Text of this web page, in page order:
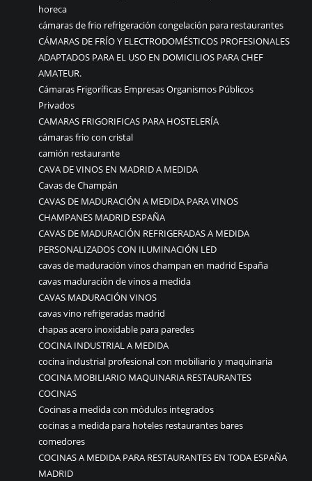
horeca
cámaras de frio refrigeración congelación para restaurantes
CÁMARAS DE FRÍO Y ELECTRODOMÉSTICOS PROFESIONALES
ADAPTADOS PARA EL USO EN DOMICILIOS PARA CHEF
AMATEUR.
Cámaras Frigoríficas Empresas Organismos Públicos
Privados
CAMARAS FRIGORIFICAS PARA HOSTELERÍA
cámaras frio con cristal
camión restaurante
CAVA DE VINOS EN MADRID A MEDIDA
Cavas de Champán
CAVAS DE MADURACIÓN A MEDIDA PARA VINOS
CHAMPANES MADRID ESPAÑA
CAVAS DE MADURACIÓN REFRIGERADAS A MEDIDA
PERSONALIZADOS CON ILUMINACIÓN LED
cavas de maduración vinos champan en madrid España
cavas maduración de vinos a medida
CAVAS MADURACIÓN VINOS
cavas vino refrigeradas madrid
chapas acero inoxidable para paredes
COCINA INDUSTRIAL A MEDIDA
cocina industrial profesional con mobiliario y maquinaria
COCINA MOBILIARIO MAQUINARIA RESTAURANTES
COCINAS
Cocinas a medida con módulos integrados
cocinas a medida para hoteles restaurantes bares
comedores
COCINAS A MEDIDA PARA RESTAURANTES EN TODA ESPAÑA
MADRID